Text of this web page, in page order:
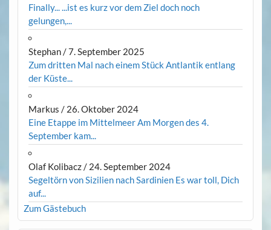
Finally... ...ist es kurz vor dem Ziel doch noch
gelungen,...
Stephan/7. September 2025
Zum dritten Mal nach einem Stück Antlantik entlang
der Küste...
Markus / 26. Oktober 2024
Eine Etappe im Mittelmeer Am Morgen des 4.
September kam...
Olaf Kolibacz/ 24. September 2024
Segeltörn von Sizilien nach Sardinien Es war toll, Dich
auf...
Zum Gästebuch